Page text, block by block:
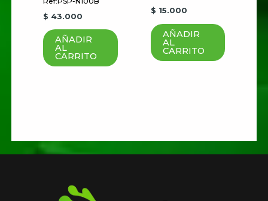
$ 43.000
AÑADIR
AL
CARRITO
$ 15.000
AÑADIR
AL
CARRITO